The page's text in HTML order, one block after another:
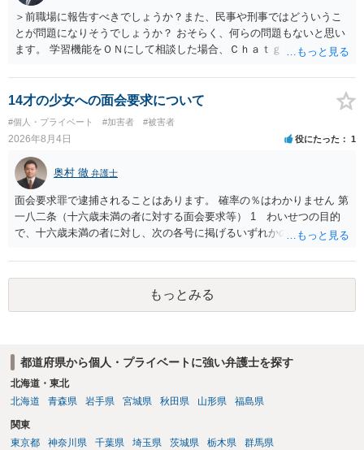
＞前職場に報告すべきでしょうか？また、民事や刑事ではどういうこ
とが問題になりそうでしょうか？ おそらく、何らの問題もないと思い
ます。 学習機能をＯＮにして相談した場合、Ｃｈａｔｇｐｔがｏｐｅ
する可能性がありますが、個人名や会社名を特定していない限り、一
般論として抽象化されて回答に織り込まれる可能性が生じるにすぎま
せんので、その情報自体が、秘密情報に当たるとは思えませんし、名
誉棄損として、個人や会社に対する誹謗中傷の不特定多数への公開に
当たるとも思われません。 もちろん、誰がその内容をｃｈａｔｇｐｔ
に入力したかも第三者にしられることはないので、個人や会社の特定
をせずに書き込んだことで（おそらく特定して書き込んだとして
も）、相談者さんが刑事民事の責任に問われることはないでしょう。
私見ながらご参考まで。
14才の少女への面会要求について
#個人・プライベート #加害者 #被害者
2026年8月4日 役にたった 1
奥村 徹 弁護士
面会要求罪で逮捕されることはあります。 確率の％はわかりません 第
一八二条（十六歳未満の者に対する面会要求等） 1 わいせつの目的
で、十六歳未満の者に対し、次の各号に掲げるいずれかの行為をした
が生まれた日より五年以上前の日に生まれた者に限る。）は、一年以
下の拘禁刑又は五十万円以下の罰金に処する。 一 威迫し、偽計を用
い又は誘惑して面会を要求すること。 二 拒まれたにもかかわらず、
反復して面会を要求すること。 三 金銭その他の利益を供与し、又は
二年以下の拘禁刑又は百万円以下の罰金に処する。
もっとみる
都道府県から個人・プライベートに強い弁護士を探す
北海道・東北
北海道
青森県 岩手県 宮城県 秋田県 山形県 福島県
関東
東京都
神奈川県 千葉県 埼玉県 茨城県 栃木県 群馬県